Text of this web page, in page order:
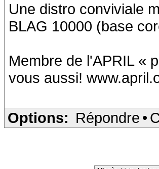
Une distro conviviale
BLAG 10000 (base
Membre de l'APRIL «
vous aussi!
Options: Répondre •